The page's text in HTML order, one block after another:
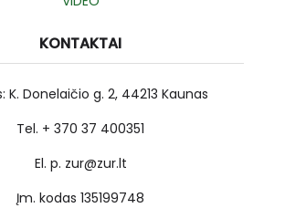
KONTAKTAI
K. Donelaičio g. 2, 44213 Kaunas
Tel. + 370 37 400351
El. p. zur@zur.lt
Įm. kodas 135199748